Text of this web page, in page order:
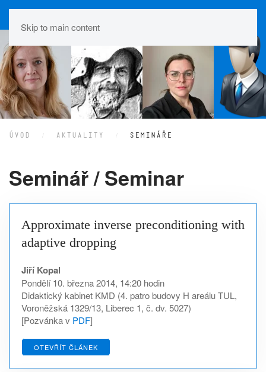
Skip to main content
ÚVOD AKTUALITY SEMINÁŘE
Seminář / Seminar
Approximate inverse preconditioning with
adaptive dropping
Jiří Kopal
Pondělí 10. března 2014, 14:20 hodin
Didaktický kabinet KMD (4. patro budovy H areálu TUL,
Voroněžská 1329/13, Liberec 1, č. dv. 5027)
[Pozvánka v PDF]
OTEVŘÍT ČLÁNEK